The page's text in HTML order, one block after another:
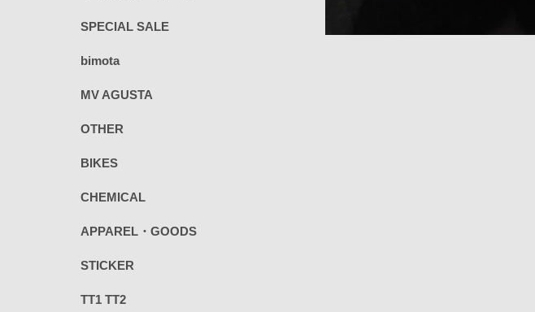
SPECIAL SALE
bimota
MV AGUSTA
OTHER
BIKES
CHEMICAL
APPAREL・GOODS
STICKER
TT1 TT2